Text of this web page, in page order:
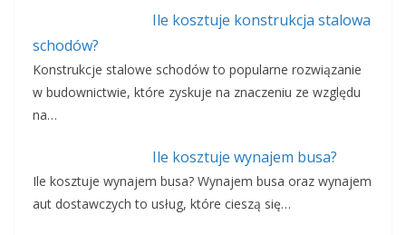
Ile kosztuje konstrukcja stalowa
schodów?
Konstrukcje stalowe schodów to popularne rozwiązanie
w budownictwie, które zyskuje na znaczeniu ze względu
na…
Ile kosztuje wynajem busa?
Ile kosztuje wynajem busa? Wynajem busa oraz wynajem
aut dostawczych to usług, które cieszą się…